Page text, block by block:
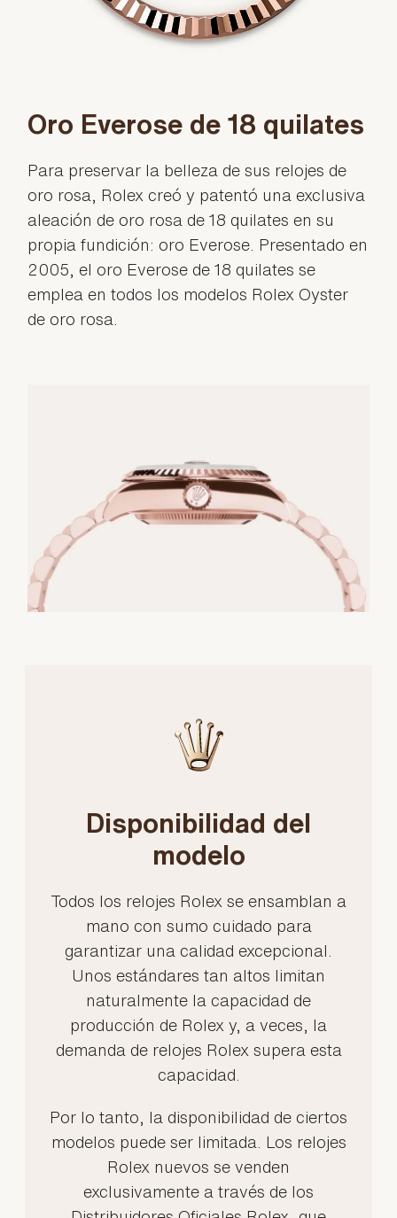
Oro Everose de 18 quilates
Para preservar la belleza de sus relojes de
oro rosa, Rolex creó y patentó una exclusiva
aleación de oro rosa de 18 quilates en su
propia fundición: oro Everose. Presentado en
2005, el oro Everose de 18 quilates se
emplea en todos los modelos Rolex Oyster
de oro rosa.
Disponibilidad del
modelo
Todos los relojes Rolex se ensamblan a
mano con sumo cuidado para
garantizar una calidad excepcional.
Unos estándares tan altos limitan
naturalmente la capacidad de
producción de Rolex y, a veces, la
demanda de relojes Rolex supera esta
capacidad.
Por lo tanto, la disponibilidad de ciertos
modelos puede ser limitada. Los relojes
Rolex nuevos se venden
exclusivamente a través de los